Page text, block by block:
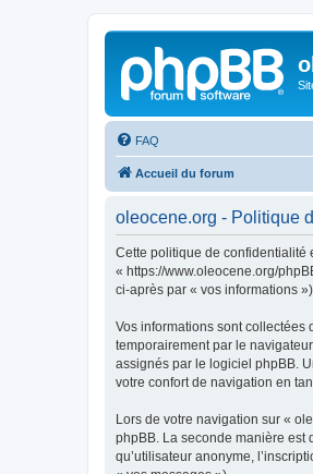
FAQ
Accueil du forum
oleocene.org - Politique
Cette politique de confidentialité
« https://www.oleocene.org/
ci-après par « vos informations »).
Vos informations sont
temporairement par le
assignés par le logiciel phpBB.
votre confort de navigation en
Lors de votre navigation sur «
phpBB. La seconde manière
qu’utilisateur anonyme,